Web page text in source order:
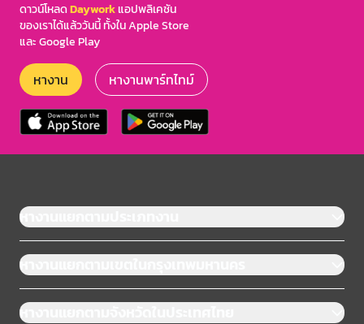
ดาวน์โหลดDayworkแอปพลิเคชัน
ของเราได้แล้ววันนี้ ทั้งใน Apple Store
และ Google Play
หางาน หางานพาร์ทไทม์
หางานแยกตามประเภทงาน
หางานแยกตามเขตในกรุงเทพมหานคร
หางานแยกตามจังหวัดในประเทศไทย